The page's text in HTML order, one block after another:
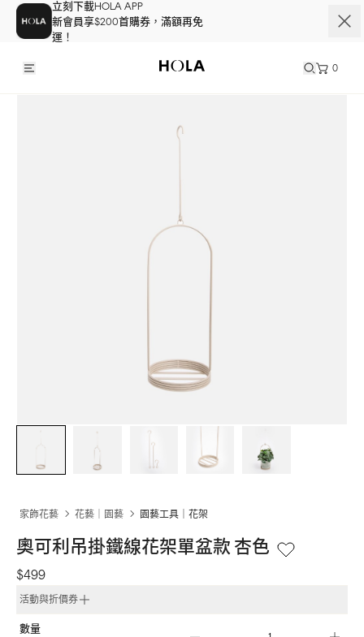
立刻下載HOLA APP
新會員享$200首購券，滿額再免
運！
0
家飾花藝 花藝｜園藝 園藝工具｜花架
奧可利吊掛鐵線花架單盆款 杏色
$499
活動與折價券
數量